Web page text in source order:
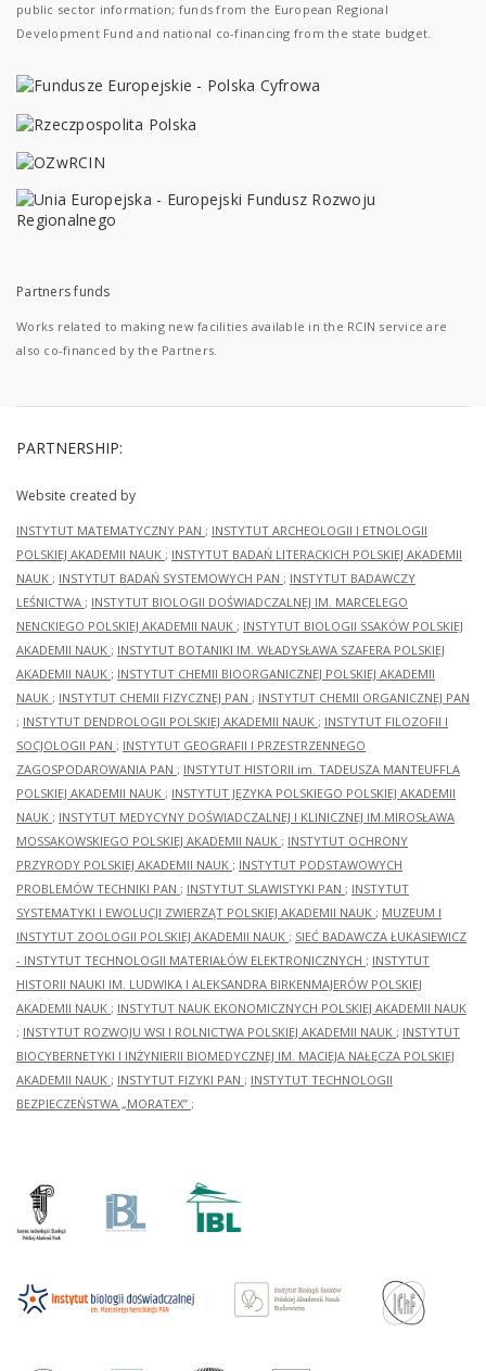
public sector information; funds from the European Regional
Development Fund and national co-financing from the state budget.
Partners funds
Works related to making new facilities available in the RCIN service are
also co-financed by the Partners.
PARTNERSHIP:
Website created by
INSTYTUT MATEMATYCZNY PAN ; INSTYTUT ARCHEOLOGII I ETNOLOGII
POLSKIEJ AKADEMII NAUK ; INSTYTUT BADAŃ LITERACKICH POLSKIEJ AKADEMII
NAUK ; INSTYTUT BADAŃ SYSTEMOWYCH PAN ; INSTYTUT BADAWCZY
LEŚNICTWA ; INSTYTUT BIOLOGII DOŚWIADCZALNEJ IM. MARCELEGO
NENCKIEGO POLSKIEJ AKADEMII NAUK ; INSTYTUT BIOLOGII SSAKÓW POLSKIEJ
AKADEMII NAUK ; INSTYTUT BOTANIKI IM. WŁADYSŁAWA SZAFERA POLSKIEJ
AKADEMII NAUK ; INSTYTUT CHEMII BIOORGANICZNEJ POLSKIEJ AKADEMII
NAUK ; INSTYTUT CHEMII FIZYCZNEJ PAN ; INSTYTUT CHEMII ORGANICZNEJ PAN
; INSTYTUT DENDROLOGII POLSKIEJ AKADEMII NAUK ; INSTYTUT FILOZOFII I
SOCJOLOGII PAN ; INSTYTUT GEOGRAFII I PRZESTRZENNEGO
ZAGOSPODAROWANIA PAN ; INSTYTUT HISTORII im. TADEUSZA MANTEUFFLA
POLSKIEJ AKADEMII NAUK ; INSTYTUT JĘZYKA POLSKIEGO POLSKIEJ AKADEMII
NAUK ; INSTYTUT MEDYCYNY DOŚWIADCZALNEJ I KLINICZNEJ IM.MIROSŁAWA
MOSSAKOWSKIEGO POLSKIEJ AKADEMII NAUK ; INSTYTUT OCHRONY
PRZYRODY POLSKIEJ AKADEMII NAUK ; INSTYTUT PODSTAWOWYCH
PROBLEMÓW TECHNIKI PAN ; INSTYTUT SLAWISTYKI PAN ; INSTYTUT
SYSTEMATYKI I EWOLUCJI ZWIERZĄT POLSKIEJ AKADEMII NAUK ; MUZEUM I
INSTYTUT ZOOLOGII POLSKIEJ AKADEMII NAUK ; SIEĆ BADAWCZA ŁUKASIEWICZ
- INSTYTUT TECHNOLOGII MATERIAŁÓW ELEKTRONICZNYCH ; INSTYTUT
HISTORII NAUKI IM. LUDWIKA I ALEKSANDRA BIRKENMAJERÓW POLSKIEJ
AKADEMII NAUK ; INSTYTUT NAUK EKONOMICZNYCH POLSKIEJ AKADEMII NAUK
; INSTYTUT ROZWOJU WSI I ROLNICTWA POLSKIEJ AKADEMII NAUK ; INSTYTUT
BIOCYBERNETYKI I INŻYNIERII BIOMEDYCZNEJ IM. MACIEJA NAŁĘCZA POLSKIEJ
AKADEMII NAUK ; INSTYTUT FIZYKI PAN ; INSTYTUT TECHNOLOGII
BEZPIECZEŃSTWA „MORATEX” ;